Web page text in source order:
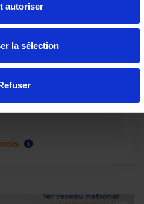
autoriser
la sélection
- 25